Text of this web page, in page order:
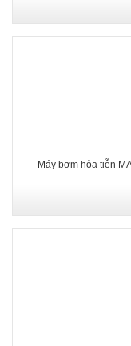
Máy bơm hỏa tiễn